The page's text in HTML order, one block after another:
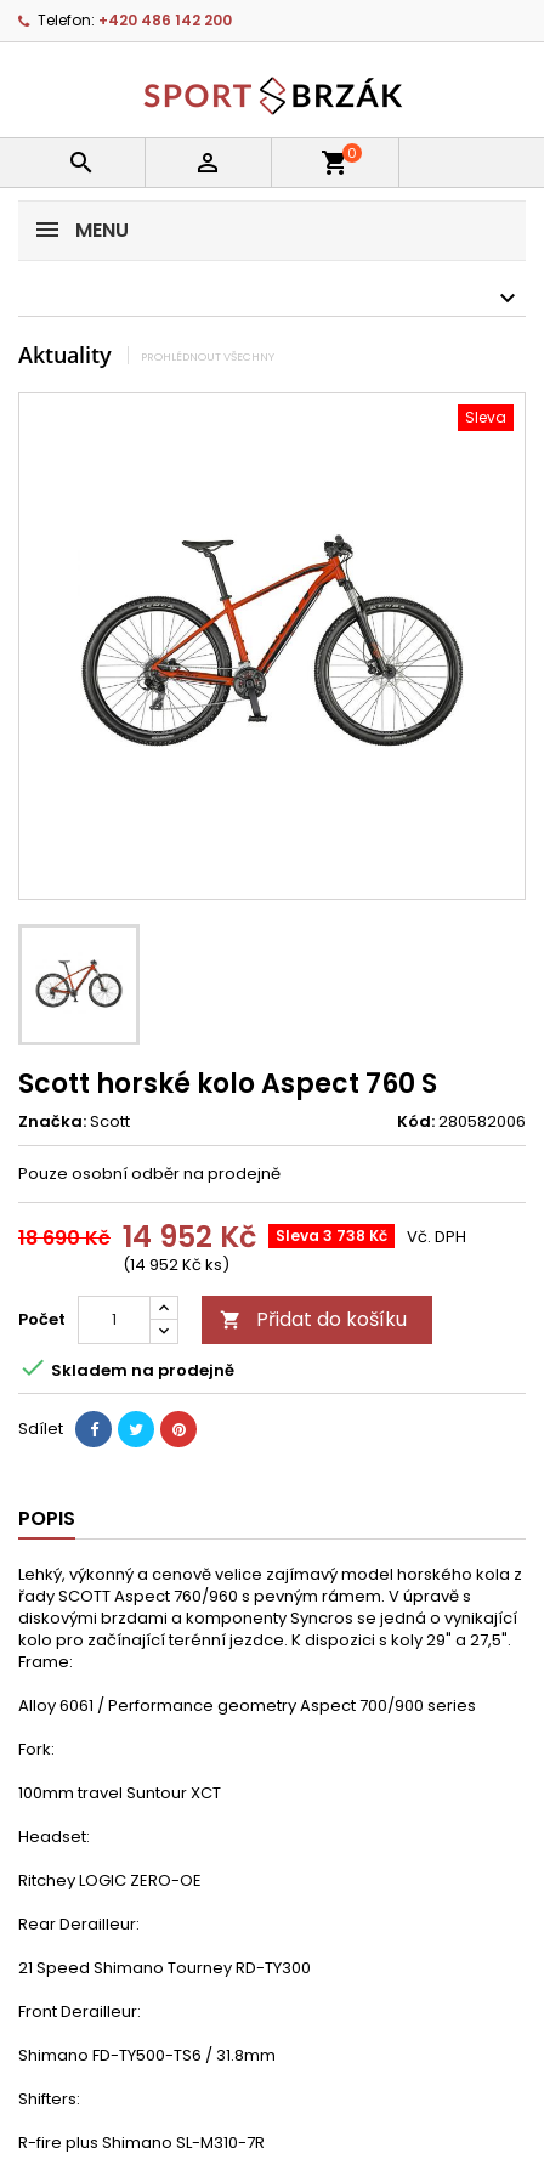
Telefon: +420 486 142 200
  shopping_cart0
MENU
Aktuality PROHLÉDNOUT VŠECHNY
Sleva
Scott horské kolo Aspect 760 S
Značka:Scott Kód:280582006
Pouze osobní odběr na prodejně
18 690 Kč 14 952 Kč Sleva 3 738 Kč
(14 952 Kč ks)
Vč. DPH
Počet  Přidat do košíku
 Skladem na prodejně
Sdílet
POPIS
Lehký, výkonný a cenově velice zajímavý model horského kola z
řady SCOTT Aspect 760/960 s pevným rámem. V úpravě s
diskovými brzdami a komponenty Syncros se jedná o vynikající
kolo pro začínající terénní jezdce. K dispozici s koly 29" a 27,5".
Frame:
Alloy 6061 / Performance geometry Aspect 700/900 series
Fork:
100mm travel Suntour XCT
Headset:
Ritchey LOGIC ZERO-OE
Rear Derailleur:
21 Speed Shimano Tourney RD-TY300
Front Derailleur:
Shimano FD-TY500-TS6 / 31.8mm
Shifters:
R-fire plus Shimano SL-M310-7R